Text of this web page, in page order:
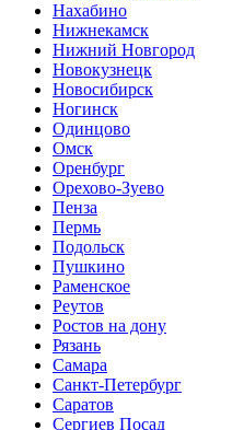
Нахабино
Нижнекамск
Нижний Новгород
Новокузнецк
Новосибирск
Ногинск
Одинцово
Омск
Оренбург
Орехово-Зуево
Пенза
Пермь
Подольск
Пушкино
Раменское
Реутов
Ростов на дону
Рязань
Самара
Санкт-Петербург
Саратов
Сергиев Посад